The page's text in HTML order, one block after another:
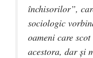
închisorilor”,
sociologic
oameni care
acestora, dar şi